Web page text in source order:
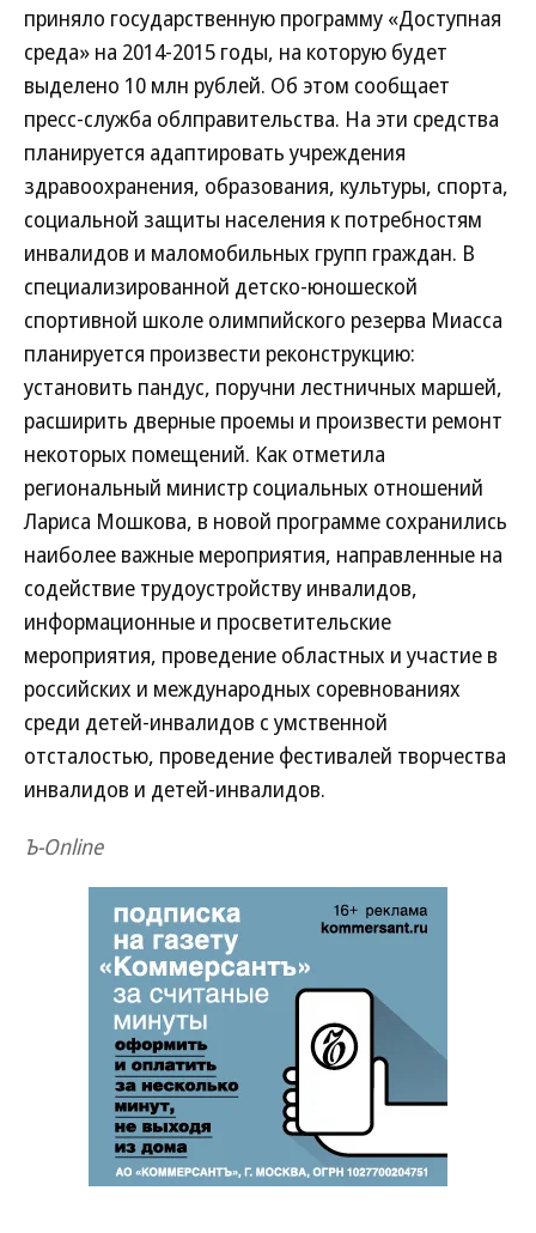
приняло государственную программу «Доступная
среда» на 2014-2015 годы, на которую будет
выделено 10 млн рублей. Об этом сообщает
пресс-служба облправительства. На эти средства
планируется адаптировать учреждения
здравоохранения, образования, культуры, спорта,
социальной защиты населения к потребностям
инвалидов и маломобильных групп граждан. В
специализированной детско-юношеской
спортивной школе олимпийского резерва Миасса
планируется произвести реконструкцию:
установить пандус, поручни лестничных маршей,
расширить дверные проемы и произвести ремонт
некоторых помещений. Как отметила
региональный министр социальных отношений
Лариса Мошкова, в новой программе сохранились
наиболее важные мероприятия, направленные на
содействие трудоустройству инвалидов,
информационные и просветительские
мероприятия, проведение областных и участие в
российских и международных соревнованиях
среди детей-инвалидов с умственной
отсталостью, проведение фестивалей творчества
инвалидов и детей-инвалидов.
Ъ-Online